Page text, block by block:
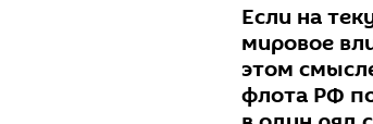
Если на
мировое
этом
флота РФ